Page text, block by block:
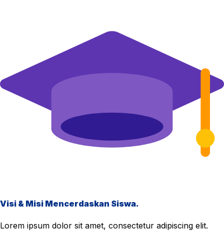
Visi & Misi Mencerdaskan Siswa.
Lorem ipsum dolor sit amet, consectetur adipiscing elit.